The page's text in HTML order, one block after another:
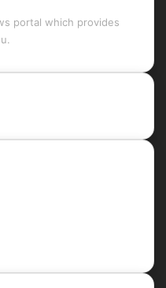
portal which provides